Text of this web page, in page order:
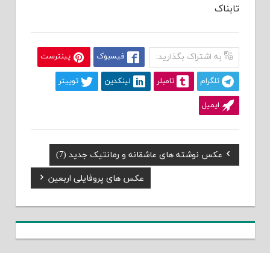
تابناک
به اشتراک بگذارید: فیسبوک پینترست
تلگرام تامبلر لینکدین توییتر
ایمیل
راهبری
Previous
Post:
عکس نوشته های عاشقانه و رمانتیک جدید (7)
Next
Post:
عکس های پروفایلی اربعین